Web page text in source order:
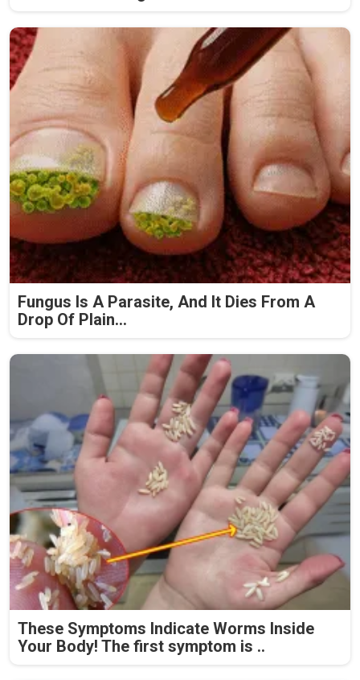
Fungus Is A Parasite, And It Dies From A
Drop Of Plain...
These Symptoms Indicate Worms Inside
Your Body! The first symptom is ..